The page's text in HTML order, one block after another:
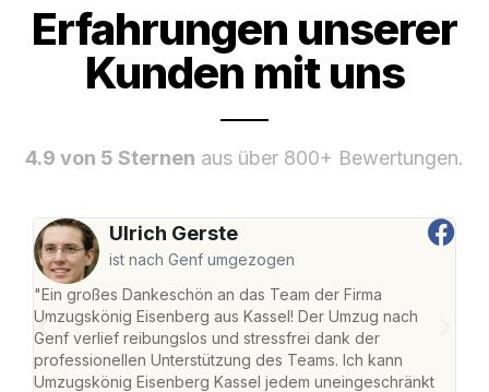
Erfahrungen unserer
Kunden mit uns
4.9 von 5 Sternen aus über 800+ Bewertungen.
Ulrich Gerste
ist nach Genf umgezogen
"Ein großes Dankeschön an das Team der Firma
Umzugskönig Eisenberg aus Kassel! Der Umzug nach
Genf verlief reibungslos und stressfrei dank der
professionellen Unterstützung des Teams. Ich kann
Umzugskönig Eisenberg Kassel jedem uneingeschränkt